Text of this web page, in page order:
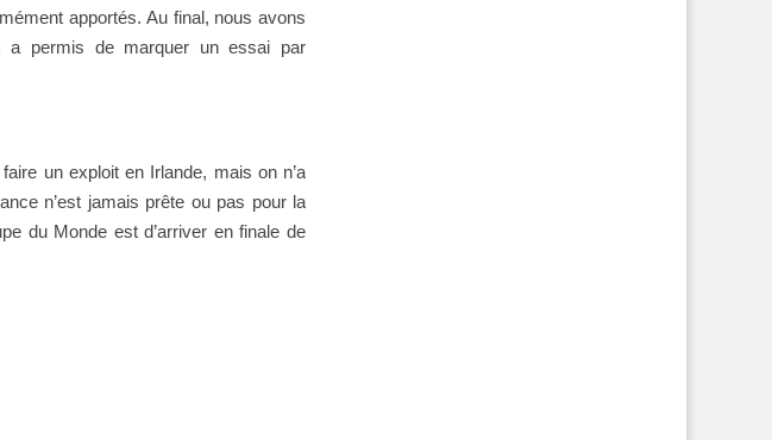
apportés. Au final, nous avons
a permis de marquer un essai par
un exploit en Irlande, mais on n’a
n’est jamais prête ou pas pour la
du Monde est d’arriver en finale de